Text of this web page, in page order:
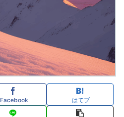
Facebook はてブ